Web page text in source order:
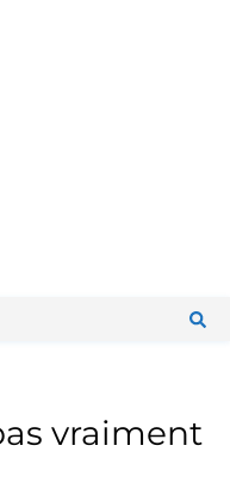
vraiment